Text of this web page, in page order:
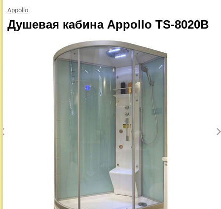
Appollo
Душевая кабина Appollo TS-8020B